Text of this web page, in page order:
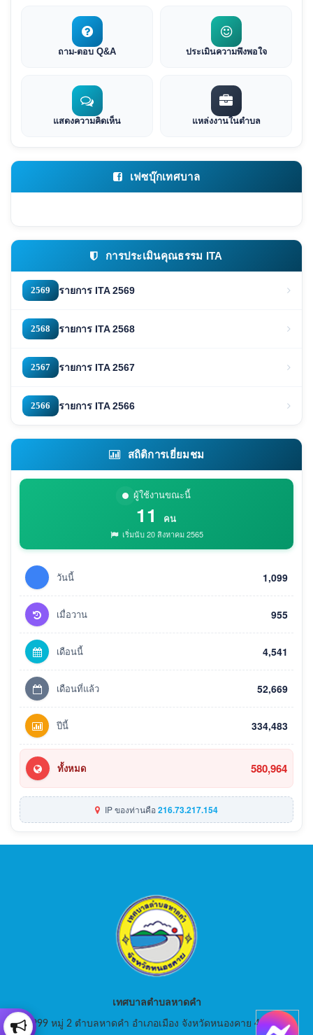
ถาม-ตอบ Q&A ประเมินความพึงพอใจ
แสดงความคิดเห็น แหล่งงานในตำบล
เฟซบุ๊กเทศบาล
การประเมินคุณธรรม ITA
2569 รายการ ITA 2569
2568 รายการ ITA 2568
2567 รายการ ITA 2567
2566 รายการ ITA 2566
สถิติการเยี่ยมชม
ผู้ใช้งานขณะนี้
11 คน
เริ่มนับ 20 สิงหาคม 2565
วันนี้ 1,099
เมื่อวาน 955
เดือนนี้ 4,541
เดือนที่แล้ว 52,669
ปีนี้ 334,483
ทั้งหมด 580,964
IP ของท่านคือ216.73.217.154
เทศบาลตำบลหาดคำ
999 หมู่ 2 ตำบลหาดคำ อำเภอเมือง จังหวัดหนองคาย 43000